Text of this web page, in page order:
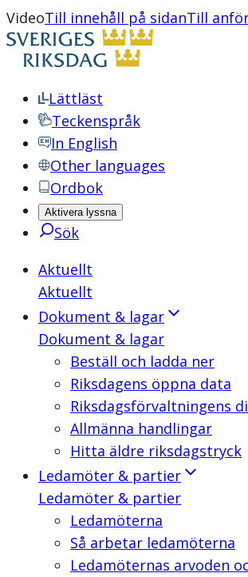
VideoTill innehåll på sidanTill
Lättläst
Teckenspråk
In English
Other languages
Ordbok
Aktivera lyssna
Sök
Aktuellt
Aktuellt
Dokument & lagar
Dokument & lagar
Beställ och ladda ner
Riksdagens öppna data
Riksdagsförvaltningens
Allmänna handlingar
Hitta äldre riksdagstryck
Ledamöter & partier
Ledamöter & partier
Ledamöterna
Så arbetar ledamöterna
Ledamöternas arvoden